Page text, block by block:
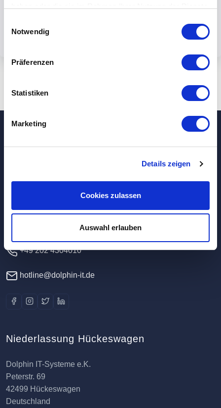
Notwendig
Präferenzen
Statistiken
Marketing
Details zeigen
Cookies zulassen
Auswahl erlauben
Hauptverwaltung / Rechenzentrum
42389 Wuppertal
+49 202 4304010
hotline@dolphin-it.de
Niederlassung Hückeswagen
Dolphin IT-Systeme e.K.
Peterstr. 69
42499 Hückeswagen
Deutschland